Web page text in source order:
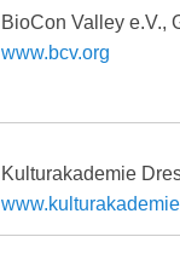
BioCon Valley e.V.,
www.bcv.org
Kulturakademie